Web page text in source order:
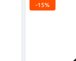
-15%